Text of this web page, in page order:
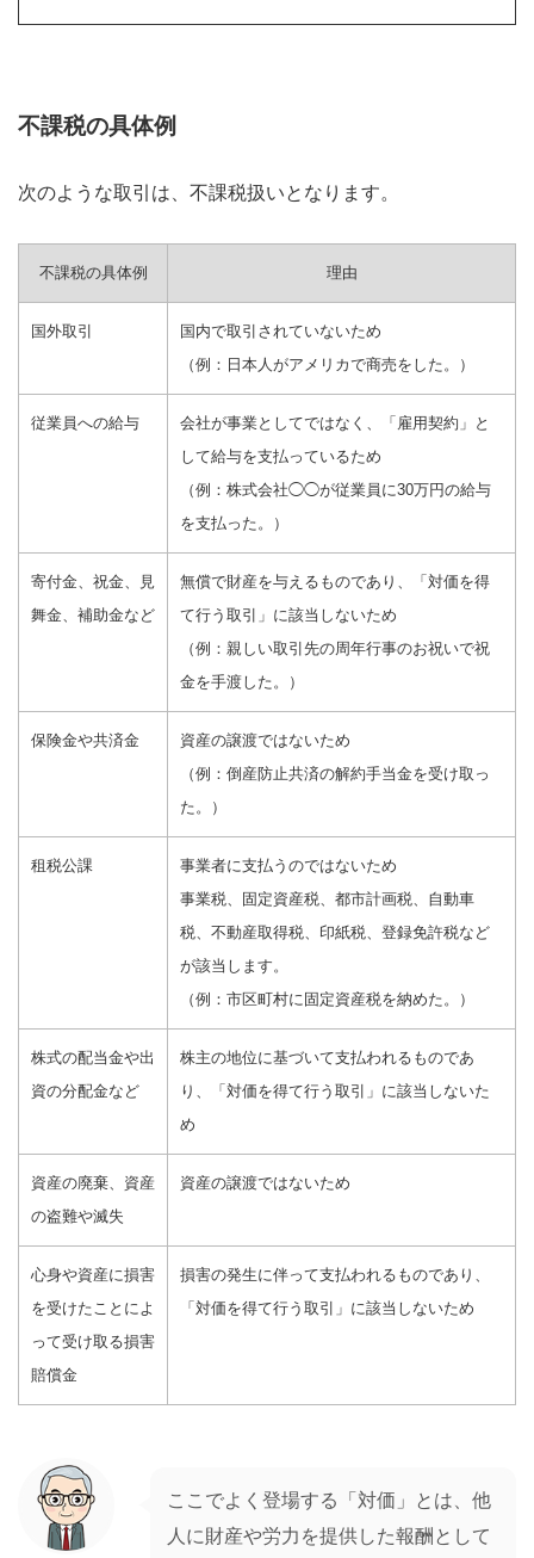
不課税の具体例
次のような取引は、不課税扱いとなります。
不課税の具体例 理由
国外取引
国内で取引されていないため
（例：日本人がアメリカで商売をした。）
従業員への給与
会社が事業としてではなく、「雇用契約」と
して給与を支払っているため
（例：株式会社◯◯が従業員に30万円の給与
を支払った。）
寄付金、祝金、見
舞金、補助金など
無償で財産を与えるものであり、「対価を得
て行う取引」に該当しないため
（例：親しい取引先の周年行事のお祝いで祝
金を手渡した。）
保険金や共済金
資産の譲渡ではないため
（例：倒産防止共済の解約手当金を受け取っ
た。）
租税公課
事業者に支払うのではないため
事業税、固定資産税、都市計画税、自動車
税、不動産取得税、印紙税、登録免許税など
が該当します。
（例：市区町村に固定資産税を納めた。）
株式の配当金や出
資の分配金など
株主の地位に基づいて支払われるものであ
り、「対価を得て行う取引」に該当しないた
め
資産の廃棄、資産
の盗難や滅失
資産の譲渡ではないため
心身や資産に損害
を受けたことによ
って受け取る損害
賠償金
損害の発生に伴って支払われるものであり、
「対価を得て行う取引」に該当しないため
ここでよく登場する「対価」とは、他
人に財産や労力を提供した報酬として